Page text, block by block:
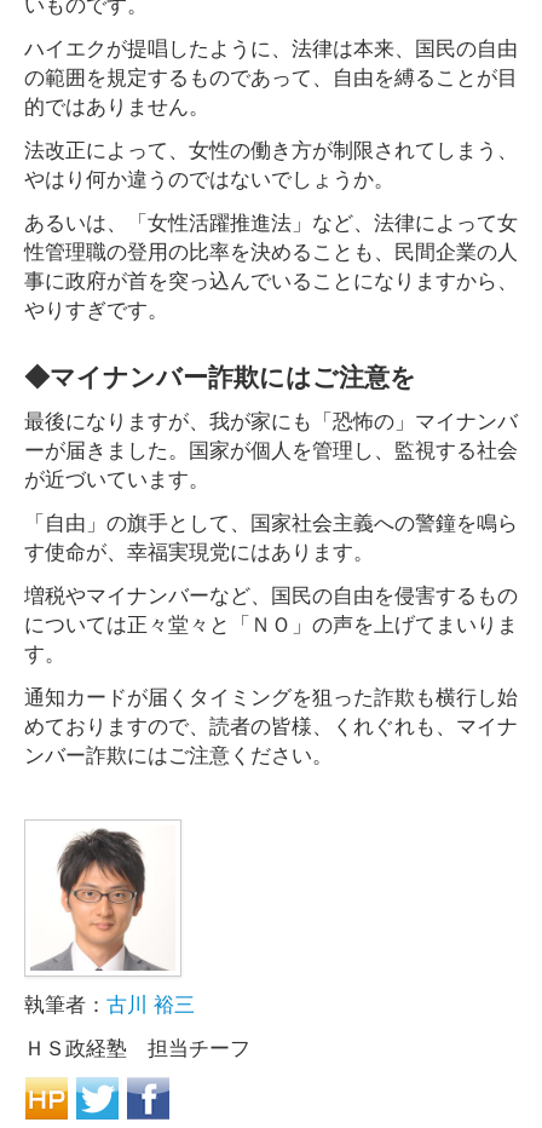
ハイエクが提唱したように、法律は本来、国民の自由
の範囲を規定するものであって、自由を縛ることが目
的ではありません。
法改正によって、女性の働き方が制限されてしまう、
やはり何か違うのではないでしょうか。
あるいは、「女性活躍推進法」など、法律によって女
性管理職の登用の比率を決めることも、民間企業の人
事に政府が首を突っ込んでいることになりますから、
やりすぎです。
◆マイナンバー詐欺にはご注意を
最後になりますが、我が家にも「恐怖の」マイナンバ
ーが届きました。国家が個人を管理し、監視する社会
が近づいています。
「自由」の旗手として、国家社会主義への警鐘を鳴ら
す使命が、幸福実現党にはあります。
増税やマイナンバーなど、国民の自由を侵害するもの
については正々堂々と「ＮＯ」の声を上げてまいりま
す。
通知カードが届くタイミングを狙った詐欺も横行し始
めておりますので、読者の皆様、くれぐれも、マイナ
ンバー詐欺にはご注意ください。
執筆者： 古川 裕三
ＨＳ政経塾 担当チーフ